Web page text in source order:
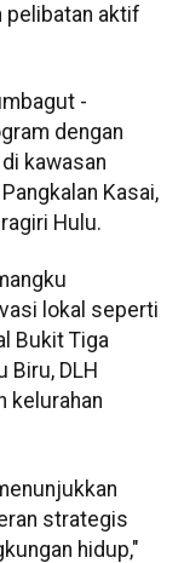
pelibatan aktif
-
dengan
kawasan
Kasai,
Hulu.
lokal seperti
Bukit Tiga
Biru, DLH
kelurahan
strategis
hidup,"